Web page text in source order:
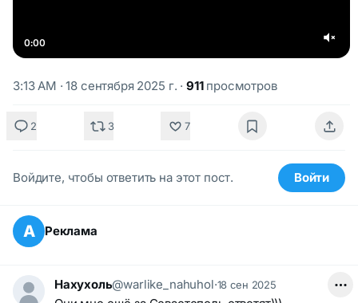
0:00
3:13 AM · 18 сентября 2025 г. · 911просмотров
2 3 7
Войдите, чтобы ответить на этот пост. Войти
А Реклама
Нахухоль@warlike_nahuhol·18 сен 2025